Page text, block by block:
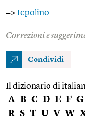
=> topolino
Correzioni e
Condividi
Il dizionario di
A B C D E F G
R S T U V W